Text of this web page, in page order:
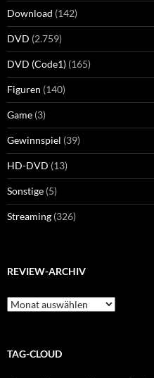
Download (142)
DVD (2.759)
DVD (Code1) (165)
Figuren (140)
Game (3)
Gewinnspiel (39)
HD-DVD (13)
Sonstige (5)
Streaming (326)
REVIEW-ARCHIV
Review-
Archiv
TAG-CLOUD